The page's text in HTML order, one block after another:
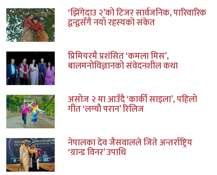
‘झिँगेदाउ २’को टिजर सार्वजनिक, पारिवारिक
द्वन्द्वसँगै नयाँ रहस्यको संकेत
प्रिमियरमै प्रशंसित ‘कमला मिस’,
बालमनोविज्ञानको संवेदनशील कथा
असोज २ मा आउँदै ‘कार्की साइला’, पहिलो
गीत ‘लग्यौ परान’ रिलिज
नेपालका देव जैसवालले जिते अन्तर्राष्ट्रिय
‘ग्रान्ड विनर’ उपाधि